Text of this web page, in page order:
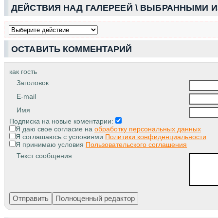
ДЕЙСТВИЯ НАД ГАЛЕРЕЕЙ \ ВЫБРАННЫМИ
ОСТАВИТЬ КОММЕНТАРИЙ
как гость
Заголовок
E-mail
Имя
Подписка на новые коментарии:
Я даю свое согласие на обработку персональных данных
Я соглашаюсь с условиями Политики конфиденциальности
Я принимаю условия Пользовательского соглашения
Текст сообщения